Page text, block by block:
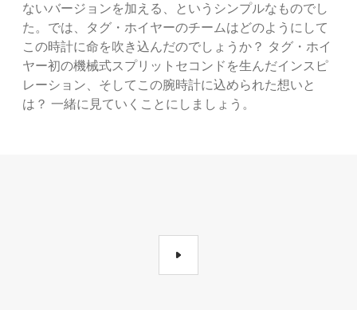
ないバージョンを加える、というシンプルなものでし
た。では、タグ・ホイヤーのチームはどのようにして
この時計に命を吹き込んだのでしょうか？ タグ・ホイ
ヤー初の機械式スプリットセコンドを生んだインスピ
レーション、そしてこの腕時計に込められた想いと
は？ 一緒に見ていくことにしましょう。